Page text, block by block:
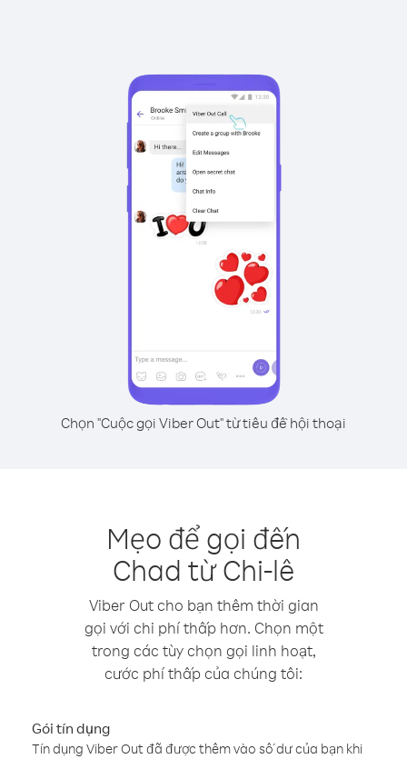
Chọn "Cuộc gọi Viber Out" từ tiêu đề hội thoại
Mẹo để gọi đến
Chad từ Chi-lê
Viber Out cho bạn thêm thời gian
gọi với chi phí thấp hơn. Chọn một
trong các tùy chọn gọi linh hoạt,
cước phí thấp của chúng tôi:
Gói tín dụng
Tín dụng Viber Out đã được thêm vào số dư của bạn khi